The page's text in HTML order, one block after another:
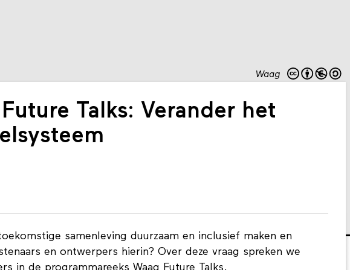
Waag
Talks: Verander het
samenleving duurzaam en inclusief maken en
en ontwerpers hierin? Over deze vraag spreken we